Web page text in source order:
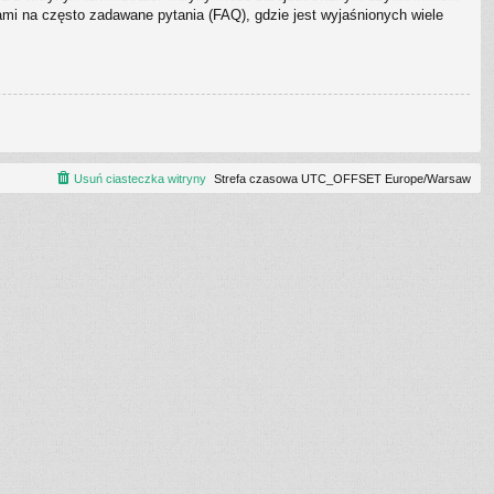
na często zadawane pytania (FAQ), gdzie jest wyjaśnionych wiele
Strefa czasowa UTC_OFFSET Europe/Warsaw
Usuń ciasteczka witryny